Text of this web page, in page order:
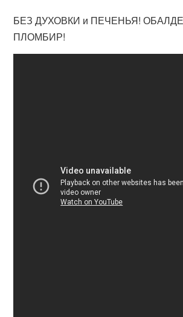
БЕЗ ДУХОВКИ и ПЕЧЕНЬЯ!
ПЛОМБИР!